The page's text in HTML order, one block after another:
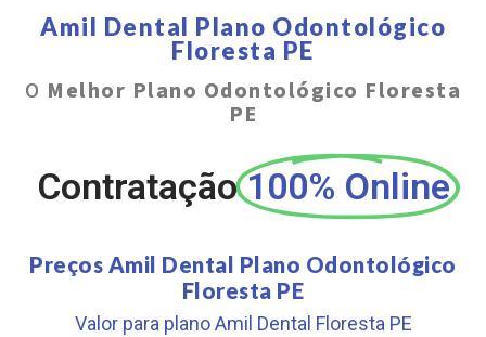
Amil Dental Plano Odontológico
Floresta PE
O Melhor Plano Odontológico Floresta
PE
Contratação 100% Online
Preços Amil Dental Plano Odontológico
Floresta PE
Valor para plano Amil Dental Floresta PE